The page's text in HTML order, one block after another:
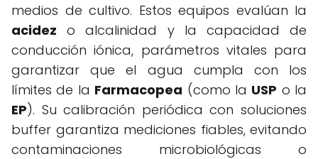
medios de cultivo. Estos equipos evalúan la
acidez o alcalinidad y la capacidad de
conducción iónica, parámetros vitales para
garantizar que el agua cumpla con los
límites de la Farmacopea (como la USP o la
EP). Su calibración periódica con soluciones
buffer garantiza mediciones fiables, evitando
contaminaciones microbiológicas o